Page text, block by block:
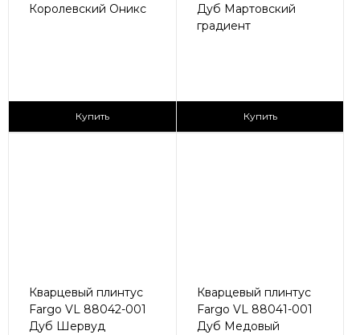
Королевский Оникс
Купить
Дуб Мартовский
градиент
Купить
Кварцевый плинтус
Fargo VL 88042-001
Дуб Шервуд
Кварцевый плинтус
Fargo VL 88041-001
Дуб Медовый